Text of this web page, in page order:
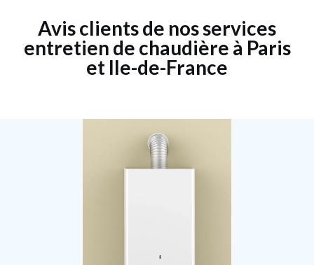
Avis clients de nos services
entretien de chaudière à Paris
et Ile-de-France